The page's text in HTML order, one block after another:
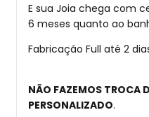
E sua Joia chega com
6 meses quanto ao
Fabricação Full até 2
NÃO FAZEMOS TROCA
PERSONALIZADO.